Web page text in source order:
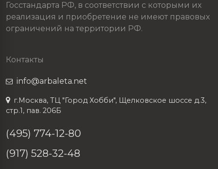
Госстандарта РФ, в соответствии с которыми их
реализация и приобретение не имеют правовых
ограничений на территории РФ.
Контакты
info@arbaleta.net
г.Москва, ТЦ "Город Хобби", Щелковское шоссе д.3,
стр.1, пав. 206Б
(495) 774-12-80
(917) 528-32-48